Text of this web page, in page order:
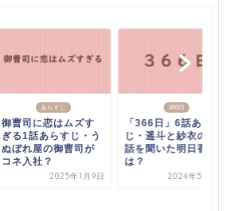
あらすじ
御曹司に恋はムズす
ぎる1話あらすじ・う
ぬぼれ屋の御曹司が
コネ入社？
2025年1月9日
366日
「366日」6話あらす
じ・遥斗と紗衣の会
話を聞いた明日香
は？
2024年5月13日